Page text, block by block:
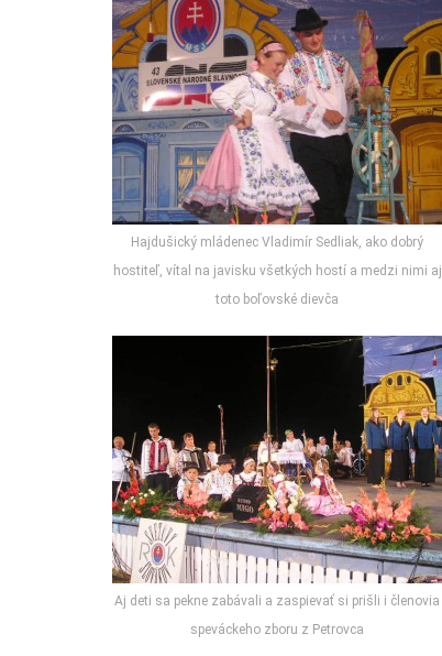
Hajdušický mládenec Vladimír Sedliak, ako dobrý
hostiteľ, vítal na javisku všetkých hostí a medzi nimi aj
toto boľovské dievča
Aj deti sa pekne zabávali a zaspievať si prišli i členovia
speváckeho zboru z Petrovca